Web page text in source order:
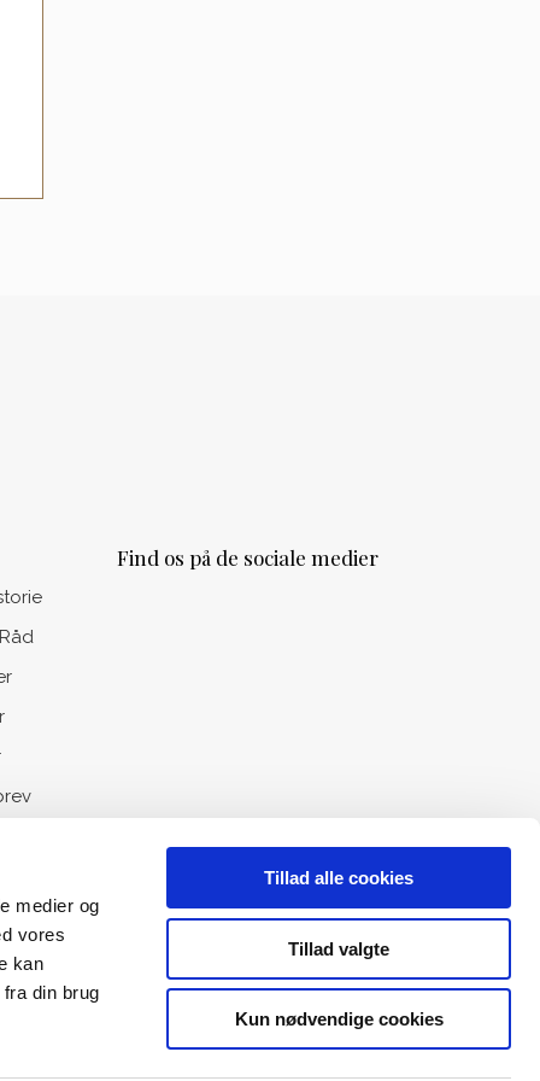
medier og
vores
kan
din brug
Tillad alle cookies
Tillad valgte
Kun nødvendige cookies
Find os på de sociale medier